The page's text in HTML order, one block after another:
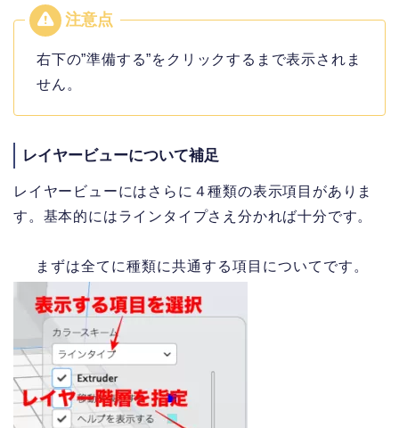
右下の”準備する”をクリックするまで表示されま
せん。
レイヤービューについて補足
レイヤービューにはさらに４種類の表示項目がありま
す。基本的にはラインタイプさえ分かれば十分です。
まずは全てに種類に共通する項目についてです。